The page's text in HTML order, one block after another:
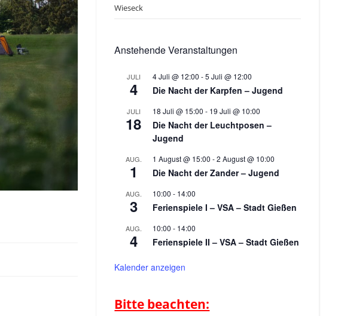
Wieseck
Anstehende Veranstaltungen
JULI
4
4 Juli @ 12:00 -5 Juli @ 12:00
Die Nacht der Karpfen – Jugend
JULI
18
18 Juli @ 15:00 - 19 Juli @ 10:00
Die Nacht der Leuchtposen –
Jugend
AUG.
1
1 August @ 15:00 -2 August @ 10:00
Die Nacht der Zander – Jugend
AUG.
3
10:00 - 14:00
Ferienspiele I – VSA – Stadt Gießen
AUG.
4
10:00 - 14:00
Ferienspiele II – VSA – Stadt Gießen
Kalender anzeigen
Bitte beachten: